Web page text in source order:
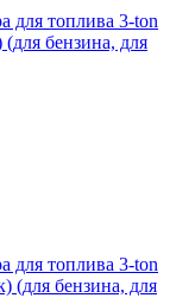
для топлива 3-ton
бензина, для
для топлива 3-ton
(для бензина, для